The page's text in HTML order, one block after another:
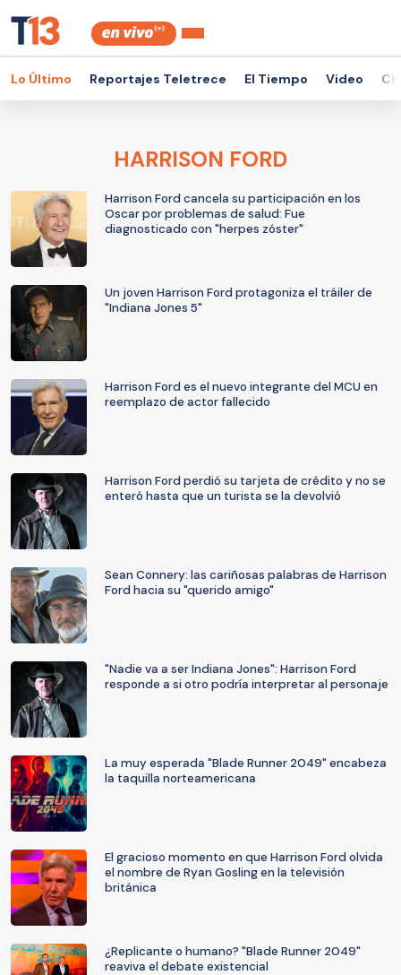
Lo Último Reportajes Teletrece El Tiempo Video
HARRISON FORD
Harrison Ford cancela su participación en los
Oscar por problemas de salud: Fue
diagnosticado con "herpes zóster"
Un joven Harrison Ford protagoniza el tráiler de
"Indiana Jones 5"
Harrison Ford es el nuevo integrante del MCU en
reemplazo de actor fallecido
Harrison Ford perdió su tarjeta de crédito y no se
enteró hasta que un turista se la devolvió
Sean Connery: las cariñosas palabras de Harrison
Ford hacia su "querido amigo"
"Nadie va a ser Indiana Jones": Harrison Ford
responde a si otro podría interpretar al personaje
La muy esperada "Blade Runner 2049" encabeza
la taquilla norteamericana
El gracioso momento en que Harrison Ford olvida
el nombre de Ryan Gosling en la televisión
británica
¿Replicante o humano? "Blade Runner 2049"
reaviva el debate existencial